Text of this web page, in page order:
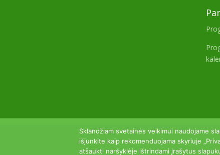
Sklandžiam svetainės veikimui naudojame
išjunkite kaip rekomenduojama skyriuje
atšaukti naršyklėje ištrindami įrašytus